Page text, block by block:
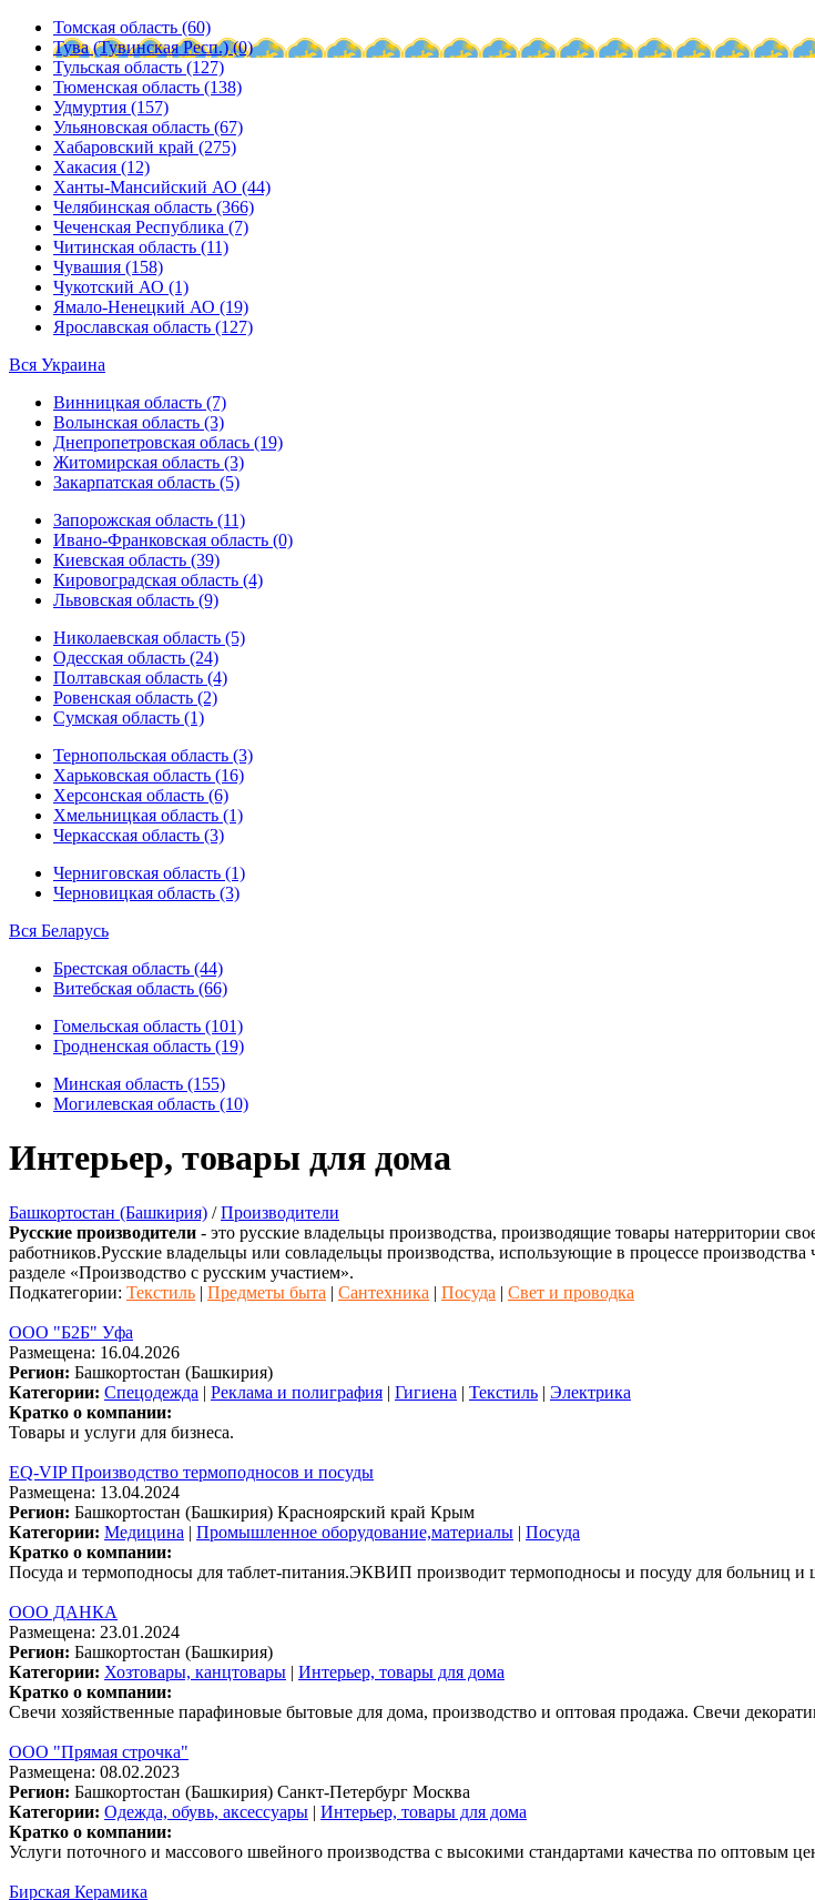
Томская область (60)
Тува (Тувинская Респ.) (0)
Тульская область (127)
Тюменская область (138)
Удмуртия (157)
Ульяновская область (67)
Хабаровский край (275)
Хакасия (12)
Ханты-Мансийский АО (44)
Челябинская область (366)
Чеченская Республика (7)
Читинская область (11)
Чувашия (158)
Чукотский АО (1)
Ямало-Ненецкий АО (19)
Ярославская область (127)
Вся Украина
Винницкая область (7)
Волынская область (3)
Днепропетровская облась (19)
Житомирская область (3)
Закарпатская область (5)
Запорожская область (11)
Ивано-Франковская область (0)
Киевская область (39)
Кировоградская область (4)
Львовская область (9)
Николаевская область (5)
Одесская область (24)
Полтавская область (4)
Ровенская область (2)
Сумская область (1)
Тернопольская область (3)
Харьковская область (16)
Херсонская область (6)
Хмельницкая область (1)
Черкасская область (3)
Черниговская область (1)
Черновицкая область (3)
Вся Беларусь
Брестская область (44)
Витебская область (66)
Гомельская область (101)
Гродненская область (19)
Минская область (155)
Могилевская область (10)
Интерьер, товары для дома
Башкортостан (Башкирия) /Производители
Русские производители - это русские владельцы производства, производящие товары натерритории
работников.Русские владельцы или совладельцы производства, использующие в процессе
разделе «Производство с русским участием».
Подкатегории: Текстиль | Предметы быта | Сантехника | Посуда | Свет и проводка
ООО "Б2Б" Уфа
Размещена: 16.04.2026
Регион: Башкортостан (Башкирия)
Категории: Спецодежда | Реклама и полиграфия | Гигиена | Текстиль | Электрика
Кратко о компании:
Товары и услуги для бизнеса.
EQ-VIP Производство термоподносов и посуды
Размещена: 13.04.2024
Регион: Башкортостан (Башкирия) Красноярский край Крым
Категории: Медицина | Промышленное оборудование,материалы | Посуда
Кратко о компании:
Посуда и термоподносы для таблет-питания.ЭКВИП производит термоподносы и посуду для больниц и
ООО ДАНКА
Размещена: 23.01.2024
Регион: Башкортостан (Башкирия)
Категории: Хозтовары, канцтовары | Интерьер, товары для дома
Кратко о компании:
Свечи хозяйственные парафиновые бытовые для дома, производство и оптовая продажа. Свечи
ООО "Прямая строчка"
Размещена: 08.02.2023
Регион: Башкортостан (Башкирия) Санкт-Петербург Москва
Категории: Одежда, обувь, аксессуары | Интерьер, товары для дома
Кратко о компании:
Услуги поточного и массового швейного производства с высокими стандартами качества по оптовым
Бирская Керамика